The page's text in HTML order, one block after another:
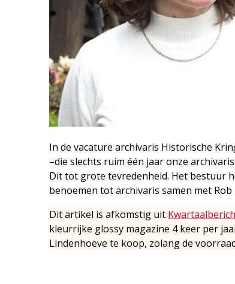
In de vacature archivaris Historische
–die slechts ruim één jaar onze
Dit tot grote tevredenheid. Het bestuur
benoemen tot archivaris samen met Rob
Dit artikel is afkomstig uit
kleurrijke glossy magazine 4 keer per
Lindenhoeve te koop, zolang de